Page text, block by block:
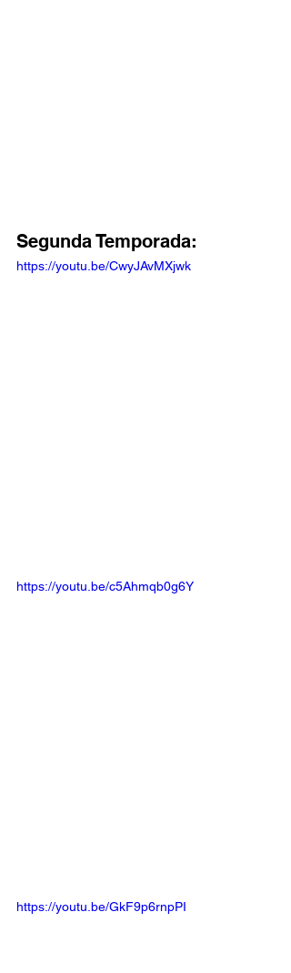
Segunda Temporada:
https://youtu.be/CwyJAvMXjwk
https://youtu.be/c5Ahmqb0g6Y
https://youtu.be/GkF9p6rnpPI